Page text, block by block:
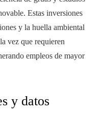
Estas inversiones
y la huella ambiental
vez que requieren
empleos de mayor
y datos